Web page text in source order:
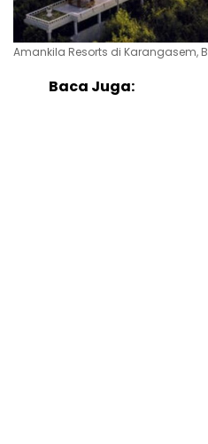
Amankila Resorts di Karangasem,
Baca Juga: